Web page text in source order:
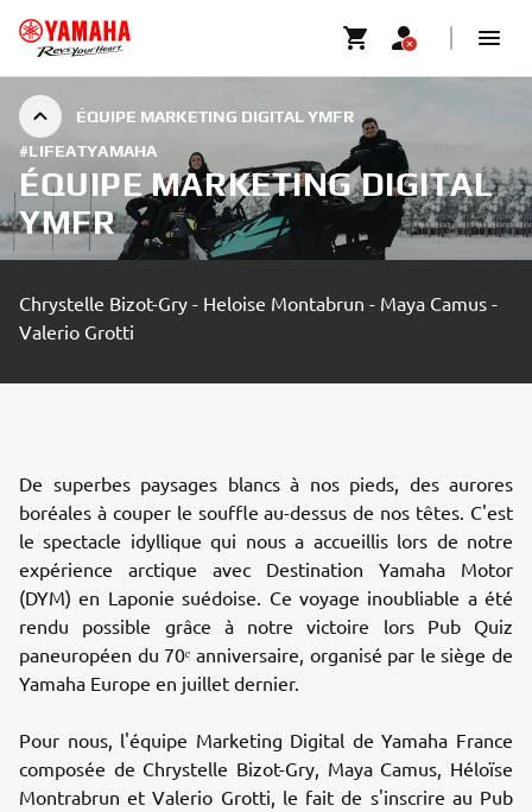
ÉQUIPE MARKETING DIGITAL YMFR
#LIFEATYAMAHA
ÉQUIPE MARKETING DIGITAL
YMFR
Chrystelle Bizot-Gry - Heloise Montabrun - Maya Camus -
Valerio Grotti
De superbes paysages blancs à nos pieds, des aurores
boréales à couper le souffle au-dessus de nos têtes. C'est
le spectacle idyllique qui nous a accueillis lors de notre
expérience arctique avec Destination Yamaha Motor
(DYM) en Laponie suédoise. Ce voyage inoubliable a été
rendu possible grâce à notre victoire lors Pub Quiz
paneuropéen du 70ᵉ anniversaire, organisé par le siège de
Yamaha Europe en juillet dernier.
Pour nous, l'équipe Marketing Digital de Yamaha France
composée de Chrystelle Bizot-Gry, Maya Camus, Héloïse
Montrabrun et Valerio Grotti, le fait de s'inscrire au Pub